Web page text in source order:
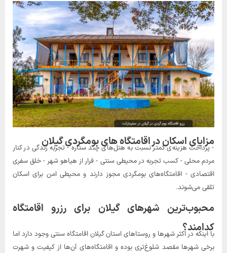
مزایای اسکان در اقامتگاه های بومگردی گیلان
- پرداخت هزینه‌ی کمتر نسبت به هتل‌های چند ستاره - تجربه زندگی در کنار
مردم محلی - کسب تجربه در محیطی سنتی - فرار از هیاهو شهر - خلق سفری
اقتصادی - اقامتگاه‌های بومگردی مجوز دارند و محیطی امن برای اسکان
تلقی می‌شوند.
محبوب‌ترین شهرهای گیلان برای رزرو اقامتگاه
کدامند؟
با اینکه در اکثر شهرها و روستاهای استان گیلان اقامتگاه سنتی وجود دارد اما
برخی شهرها مقصد شلوغ‌تری بوده و اقامتگاه‌های آن‌ها از کیفیت و شهرت